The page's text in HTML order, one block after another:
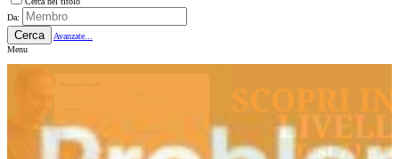
Da:
Cerca
Avanzate...
Menu